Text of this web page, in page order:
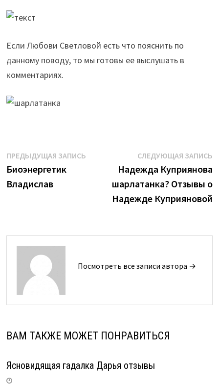
Если Любови Светловой есть что пояснить по
данному поводу, то мы готовы ее выслушать в
комментариях.
Навигация
по
записям
ПРЕДЫДУЩАЯ ЗАПИСЬПредыдущая
Биоэнергетик
Владислав
СЛЕДУЮЩАЯ ЗАПИСЬ
Надежда Куприянова
шарлатанка? Отзывы о
Надежде Куприяновой
Посмотреть все записи автора →
ВАМ ТАКЖЕ МОЖЕТ ПОНРАВИТЬСЯ
Ясновидящая гадалка Дарья отзывы